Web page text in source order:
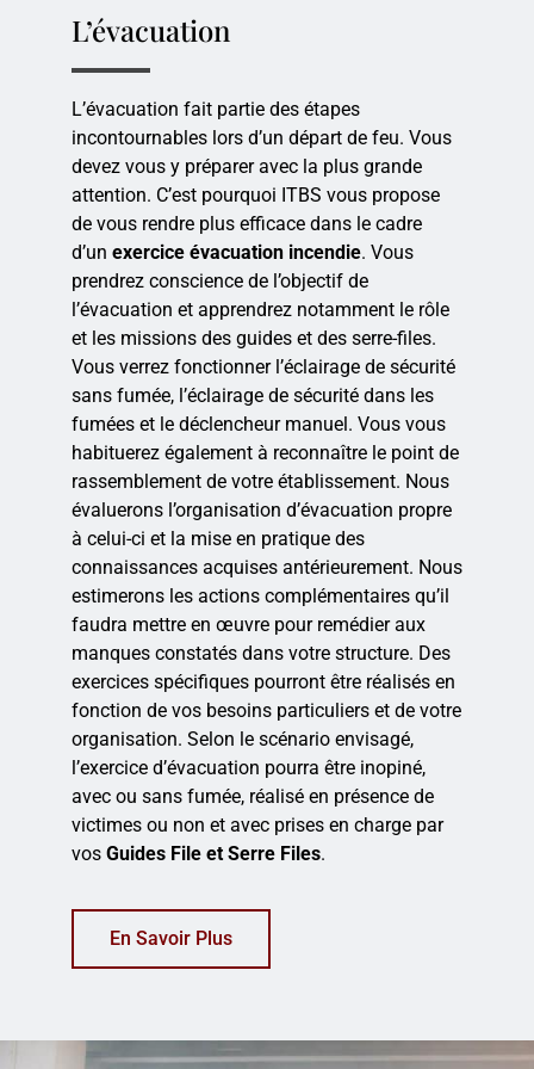
L’évacuation
L’évacuation fait partie des étapes
incontournables lors d’un départ de feu. Vous
devez vous y préparer avec la plus grande
attention. C’est pourquoi ITBS vous propose
de vous rendre plus efficace dans le cadre
d’un exercice évacuation incendie. Vous
prendrez conscience de l’objectif de
l’évacuation et apprendrez notamment le rôle
et les missions des guides et des serre-files.
Vous verrez fonctionner l’éclairage de sécurité
sans fumée, l’éclairage de sécurité dans les
fumées et le déclencheur manuel. Vous vous
habituerez également à reconnaître le point de
rassemblement de votre établissement. Nous
évaluerons l’organisation d’évacuation propre
à celui-ci et la mise en pratique des
connaissances acquises antérieurement. Nous
estimerons les actions complémentaires qu’il
faudra mettre en œuvre pour remédier aux
manques constatés dans votre structure. Des
exercices spécifiques pourront être réalisés en
fonction de vos besoins particuliers et de votre
organisation. Selon le scénario envisagé,
l’exercice d’évacuation pourra être inopiné,
avec ou sans fumée, réalisé en présence de
victimes ou non et avec prises en charge par
vos Guides File et Serre Files.
En Savoir Plus